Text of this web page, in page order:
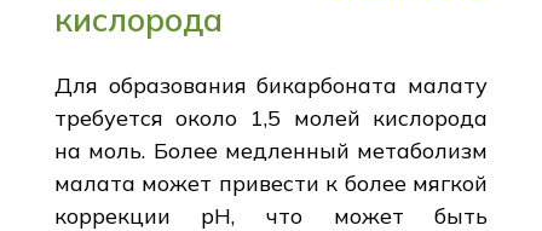
кислорода
Для образования бикарбоната малату
требуется около 1,5 молей кислорода
на моль. Более медленный метаболизм
малата может привести к более мягкой
коррекции рН, что может быть